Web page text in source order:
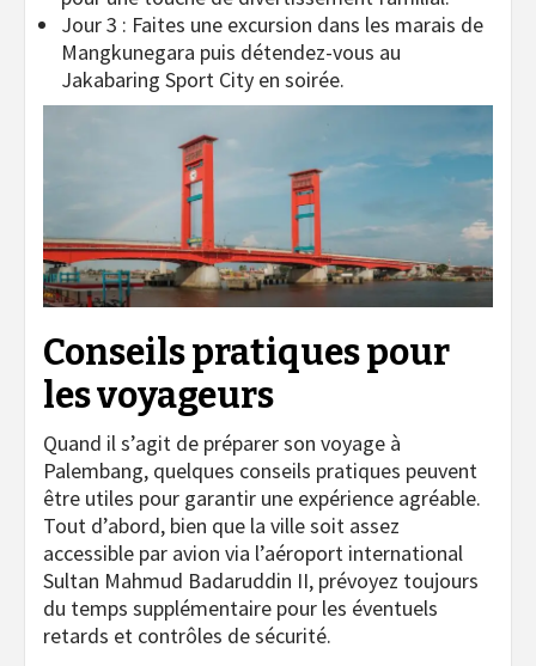
Jour 3 : Faites une excursion dans les marais de
Mangkunegara puis détendez-vous au
Jakabaring Sport City en soirée.
Conseils pratiques pour
les voyageurs
Quand il s’agit de préparer son voyage à
Palembang, quelques conseils pratiques peuvent
être utiles pour garantir une expérience agréable.
Tout d’abord, bien que la ville soit assez
accessible par avion via l’aéroport international
Sultan Mahmud Badaruddin II, prévoyez toujours
du temps supplémentaire pour les éventuels
retards et contrôles de sécurité.